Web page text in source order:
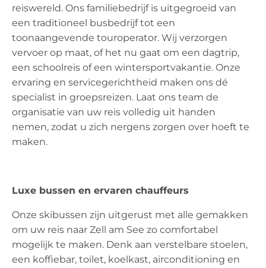
reiswereld. Ons familiebedrijf is uitgegroeid van
een traditioneel busbedrijf tot een
toonaangevende touroperator. Wij verzorgen
vervoer op maat, of het nu gaat om een dagtrip,
een schoolreis of een wintersportvakantie. Onze
ervaring en servicegerichtheid maken ons dé
specialist in groepsreizen. Laat ons team de
organisatie van uw reis volledig uit handen
nemen, zodat u zich nergens zorgen over hoeft te
maken.
Luxe bussen en ervaren chauffeurs
Onze skibussen zijn uitgerust met alle gemakken
om uw reis naar Zell am See zo comfortabel
mogelijk te maken. Denk aan verstelbare stoelen,
een koffiebar, toilet, koelkast, airconditioning en